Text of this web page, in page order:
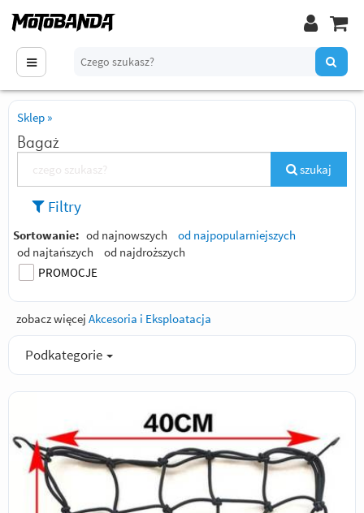
Sklep »
Bagaż
szukaj
Filtry
Sortowanie: od najnowszych
od najpopularniejszych
od najtańszych
od najdroższych
PROMOCJE
zobacz więcej Akcesoria i Eksploatacja
Podkategorie